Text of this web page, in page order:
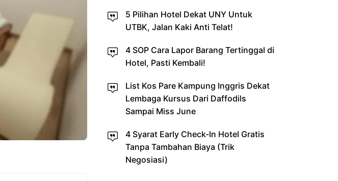
5 Pilihan Hotel Dekat UNY Untuk
UTBK, Jalan Kaki Anti Telat!
4 SOP Cara Lapor Barang Tertinggal di
Hotel, Pasti Kembali!
List Kos Pare Kampung Inggris Dekat
Lembaga Kursus Dari Daffodils
Sampai Miss June
4 Syarat Early Check-In Hotel Gratis
Tanpa Tambahan Biaya (Trik
Negosiasi)